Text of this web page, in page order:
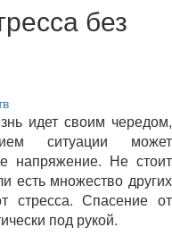
без
идет своим чередом,
ситуации может
напряжение. Не стоит
есть множество других
стресса. Спасение от
под рукой.